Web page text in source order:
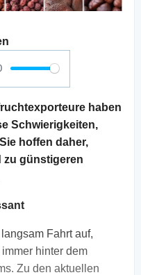
haben
Schwierigkeiten,
hoffen daher,
zu günstigeren
Fahrt auf,
hinter dem
Zu den aktuellen